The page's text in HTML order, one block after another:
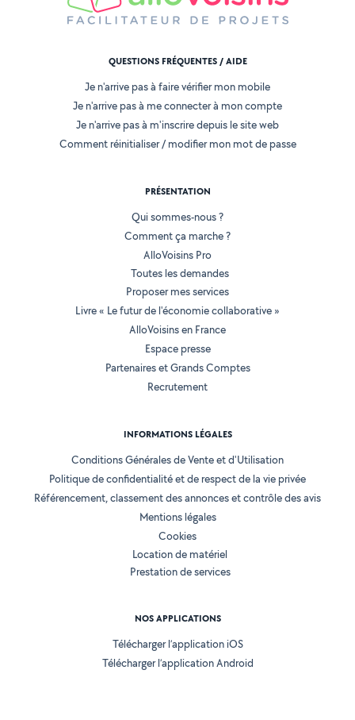
QUESTIONS FRÉQUENTES / AIDE
Je n'arrive pas à faire vérifier mon mobile
Je n'arrive pas à me connecter à mon compte
Je n'arrive pas à m'inscrire depuis le site web
Comment réinitialiser / modifier mon mot de passe
PRÉSENTATION
Qui sommes-nous ?
Comment ça marche ?
AlloVoisins Pro
Toutes les demandes
Proposer mes services
Livre « Le futur de l'économie collaborative »
AlloVoisins en France
Espace presse
Partenaires et Grands Comptes
Recrutement
INFORMATIONS LÉGALES
Conditions Générales de Vente et d'Utilisation
Politique de confidentialité et de respect de la vie privée
Référencement, classement des annonces et contrôle des avis
Mentions légales
Cookies
Location de matériel
Prestation de services
NOS APPLICATIONS
Télécharger l’application iOS
Télécharger l’application Android